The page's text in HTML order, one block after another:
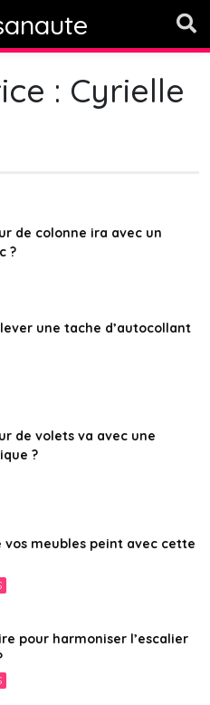
: Cyrielle
de colonne ira avec un
?
une tache d’autocollant
de volets va avec une
?
vos meubles peint avec cette
pour harmoniser l’escalier